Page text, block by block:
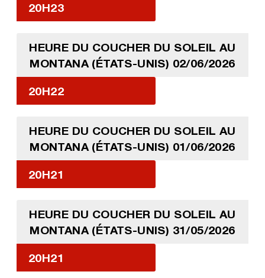
20H23
HEURE DU COUCHER DU SOLEIL AU
MONTANA (ÉTATS-UNIS) 02/06/2026
20H22
HEURE DU COUCHER DU SOLEIL AU
MONTANA (ÉTATS-UNIS) 01/06/2026
20H21
HEURE DU COUCHER DU SOLEIL AU
MONTANA (ÉTATS-UNIS) 31/05/2026
20H21